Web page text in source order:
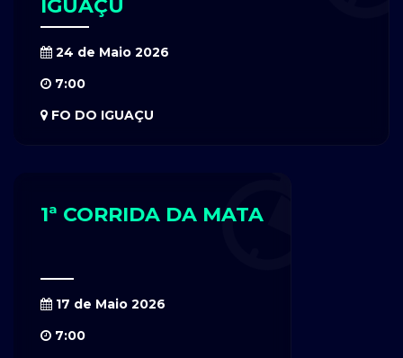
IGUAÇU
24 de Maio 2026
7:00
FO DO IGUAÇU
1ª CORRIDA DA MATA
17 de Maio 2026
7:00